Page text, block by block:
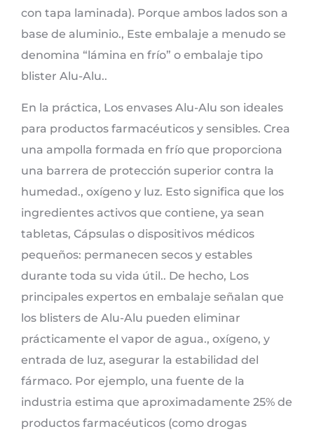
con tapa laminada). Porque ambos lados son a
base de aluminio., Este embalaje a menudo se
denomina “lámina en frío” o embalaje tipo
blister Alu-Alu..
En la práctica, Los envases Alu-Alu son ideales
para productos farmacéuticos y sensibles. Crea
una ampolla formada en frío que proporciona
una barrera de protección superior contra la
humedad., oxígeno y luz. Esto significa que los
ingredientes activos que contiene, ya sean
tabletas, Cápsulas o dispositivos médicos
pequeños: permanecen secos y estables
durante toda su vida útil.. De hecho, Los
principales expertos en embalaje señalan que
los blisters de Alu-Alu pueden eliminar
prácticamente el vapor de agua., oxígeno, y
entrada de luz, asegurar la estabilidad del
fármaco. Por ejemplo, una fuente de la
industria estima que aproximadamente 25% de
productos farmacéuticos (como drogas